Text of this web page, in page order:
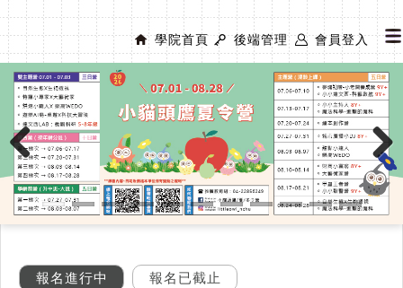
學院首頁 後端管理 會員登入
Previous Next
報名進行中 報名已截止